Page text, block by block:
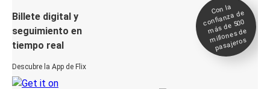
Billete digital y
seguimiento en
tiempo real
Descubre la App de Flix
Con la
confianza de
más de 500
millones de
pasajeros